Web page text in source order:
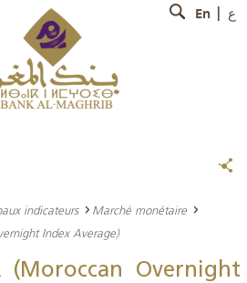
En ع
indicateurs
Marché monétaire
Index Average)
(Moroccan Overnight